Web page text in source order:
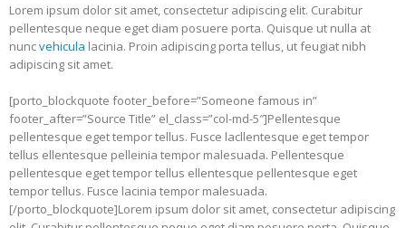
Lorem ipsum dolor sit amet, consectetur adipiscing elit. Curabitur
pellentesque neque eget diam posuere porta. Quisque ut nulla at
nuncvehicula lacinia. Proin adipiscing porta tellus, ut feugiat nibh
adipiscing sit amet.
[porto_blockquote footer_before=”Someone famous in”
footer_after=”Source Title” el_class=”col-md-5″]Pellentesque
pellentesque eget tempor tellus. Fusce lacllentesque eget tempor
tellus ellentesque pelleinia tempor malesuada. Pellentesque
pellentesque eget tempor tellus ellentesque pellentesque eget
tempor tellus. Fusce lacinia tempor malesuada.
[/porto_blockquote]Lorem ipsum dolor sit amet, consectetur adipiscing